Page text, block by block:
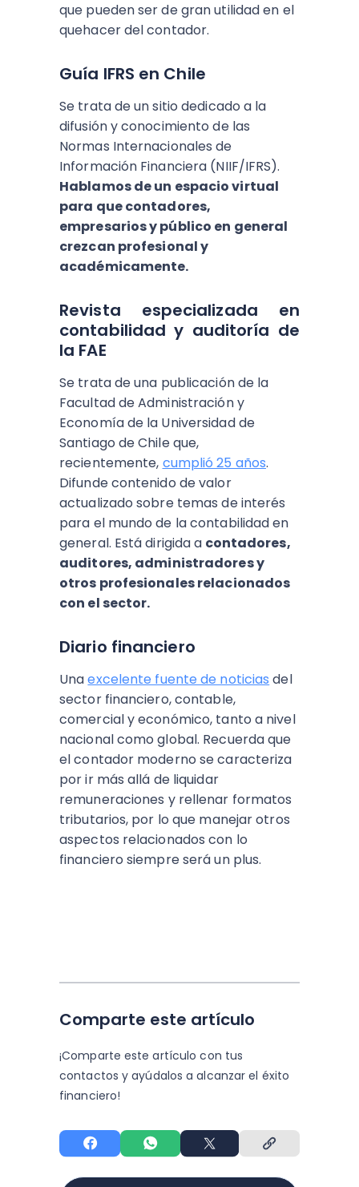
que pueden ser de gran utilidad en el
quehacer del contador.
Guía IFRS en Chile
Se trata de un sitio dedicado a la
difusión y conocimiento de las
Normas Internacionales de
Información Financiera (NIIF/IFRS).
Hablamos de un espacio virtual
para que contadores,
empresarios y público en general
crezcan profesional y
académicamente.
Revista especializada en
contabilidad y auditoría de
la FAE
Se trata de una publicación de la
Facultad de Administración y
Economía de la Universidad de
Santiago de Chile que,
recientemente, cumplió 25 años.
Difunde contenido de valor
actualizado sobre temas de interés
para el mundo de la contabilidad en
general. Está dirigida a contadores,
auditores, administradores y
otros profesionales relacionados
con el sector.
Diario financiero
Unaexcelente fuente de noticias del
sector financiero, contable,
comercial y económico, tanto a nivel
nacional como global. Recuerda que
el contador moderno se caracteriza
por ir más allá de liquidar
remuneraciones y rellenar formatos
tributarios, por lo que manejar otros
aspectos relacionados con lo
financiero siempre será un plus.
Comparte este artículo
¡Comparte este artículo con tus
contactos y ayúdalos a alcanzar el éxito
financiero!